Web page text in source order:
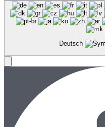
Deutsch